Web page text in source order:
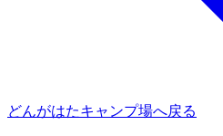
どんがはたキャンプ場へ戻る